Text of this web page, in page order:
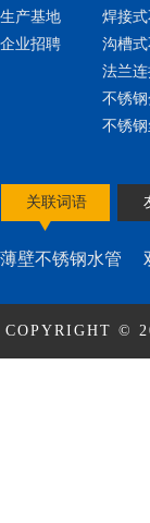
生产基地
企业招聘
焊接
沟槽
法兰
不锈
不锈
关联词语
薄壁不锈钢水管
COPYRIGHT ©